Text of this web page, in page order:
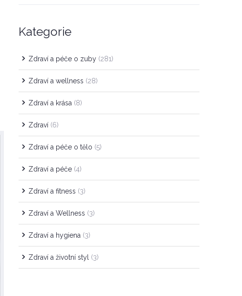
Kategorie
Zdraví a péče o zuby (281)
Zdraví a wellness (28)
Zdraví a krása (8)
Zdraví (6)
Zdraví a péče o tělo (5)
Zdraví a péče (4)
Zdraví a fitness (3)
Zdraví a Wellness (3)
Zdraví a hygiena (3)
Zdraví a životní styl (3)